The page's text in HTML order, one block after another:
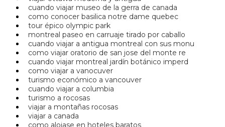
cuando viajar museo de la gerra de canada
como conocer basilica notre dame quebec
tour épico olympic park
montreal paseo en carruaje tirado por caballo
cuando viajar a antigua montreal con sus monu
como viajar oratorio de san jose del monte re
cuando viajar montreal jardín botánico imperd
como viajar a vanocuver
turismo económico a vancouver
cuando viajar a columbia
turismo a rocosas
viajar a montañas rocosas
viajar a canada